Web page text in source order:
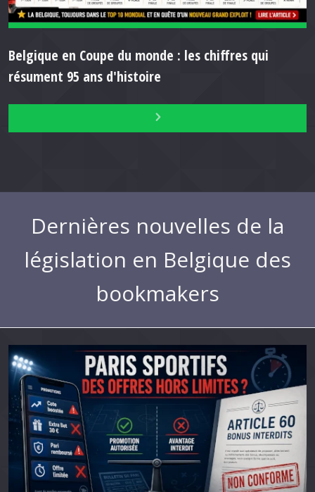
Belgique en Coupe du monde : les chiffres qui
résument 95 ans d'histoire
Dernières nouvelles de la
législation en Belgique des
bookmakers